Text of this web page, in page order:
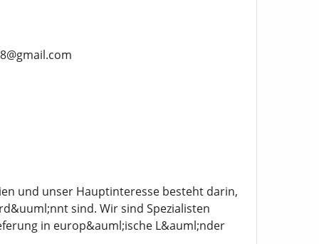
und unser Hauptinteresse besteht darin,
sind. Wir sind Spezialisten
in europ&auml;ische L&auml;nder